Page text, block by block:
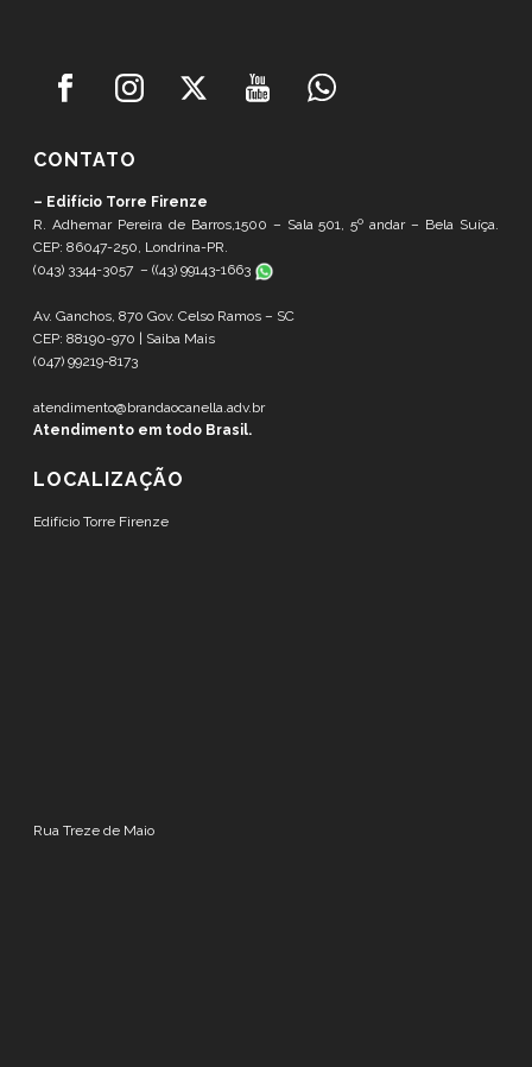
CONTATO
– Edifício Torre Firenze
R. Adhemar Pereira de Barros,1500 – Sala 501, 5º andar – Bela Suíça.
CEP: 86047-250, Londrina-PR.
(043) 3344-3057 – ((43) 99143-1663
Av. Ganchos, 870 Gov. Celso Ramos – SC
CEP: 88190-970 | Saiba Mais
(047) 99219-8173
atendimento@brandaocanella.adv.br
Atendimento em todo Brasil.
LOCALIZAÇÃO
Edifício Torre Firenze
Rua Treze de Maio